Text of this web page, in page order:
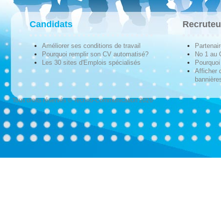
Candidats
Améliorer ses conditions de travail
Pourquoi remplir son CV automatisé?
Les 30 sites d'Emplois spécialisés
No 1 au
Afficher
Tous droits réservés © Techno-Communication 2026